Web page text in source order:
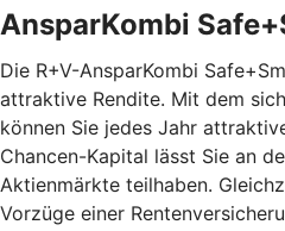
AnsparKombi
Die R+V-AnsparKombi
attraktive Rendite. Mit dem
können Sie jedes Jahr
Chancen-Kapital lässt Sie an
Aktienmärkte teilhaben.
Vorzüge einer